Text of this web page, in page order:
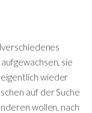
sie
wieder
auf der Suche
wollen, nach